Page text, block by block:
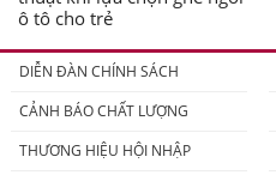
ô tô cho trẻ
DIỄN ĐÀN CHÍNH SÁCH
CẢNH BÁO CHẤT LƯỢNG
THƯƠNG HIỆU HỘI NHẬP